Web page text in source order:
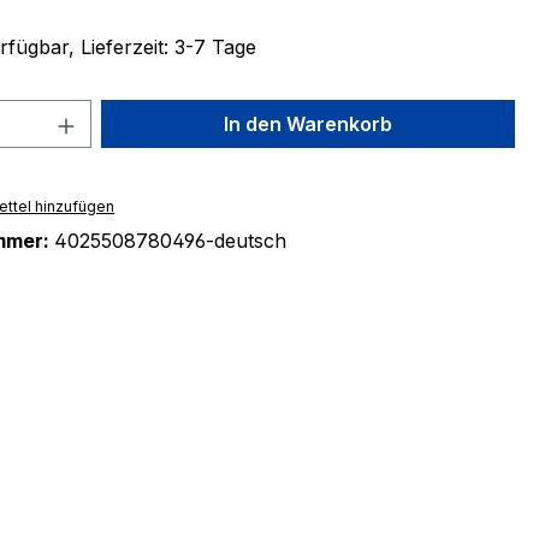
Lieferzeit: 3-7 Tage
Anzahl: Gib den gewünschten Wert
In den Warenkorb
hinzufügen
4025508780496-deutsch